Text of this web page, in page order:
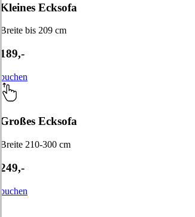
Kleines Ecksofa
Breite bis 209 cm
189,-
buchen
Großes Ecksofa
Breite 210-300 cm
249,-
buchen